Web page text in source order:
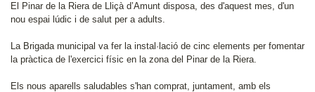
El Pinar de la Riera de Lliçà d’Amunt disposa, des d'aquest mes, d'un
nou espai lúdic i de salut per a adults.
La Brigada municipal va fer la instal·lació de cinc elements per fomentar
la pràctica de l'exercici físic en la zona del Pinar de la Riera.
Els nous aparells saludables s'han comprat, juntament, amb els